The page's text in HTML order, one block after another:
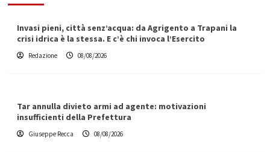
Invasi pieni, città senz’acqua: da Agrigento a Trapani la
crisi idrica è la stessa. E c’è chi invoca l’Esercito
Redazione 08/08/2026
Tar annulla divieto armi ad agente: motivazioni
insufficienti della Prefettura
Giuseppe Recca 08/08/2026